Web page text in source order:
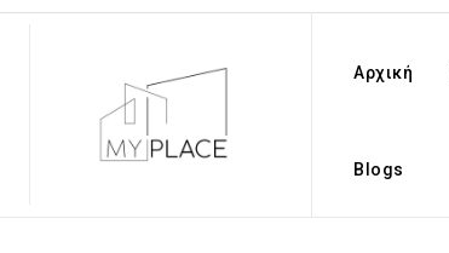
Αρχική
Blogs